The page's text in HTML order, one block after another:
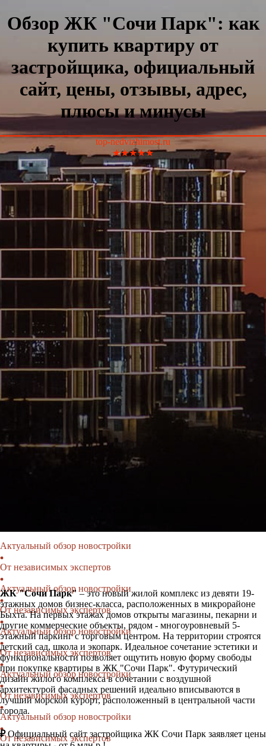
Обзор ЖК "Сочи Парк": как
купить квартиру от
застройщика, официальный
сайт, цены, отзывы, адрес,
плюсы и минусы
top-nedvizhimost.ru
★★★★★
Актуальный обзор новостройки
От независимых экспертов
Актуальный обзор новостройки
От независимых экспертов
Актуальный обзор новостройки
От независимых экспертов
Актуальный обзор новостройки
От независимых экспертов
Актуальный обзор новостройки
От независимых экспертов
ЖК "Сочи Парк"– это новый жилой комплекс из девяти 19-
этажных домов бизнес-класса, расположенных в микрорайоне
Быхта. На первых этажах домов открыты магазины, пекарни и
другие коммерческие объекты, рядом - многоуровневый 5-
этажный паркинг с торговым центром. На территории строятся
детский сад, школа и экопарк. Идеальное сочетание эстетики и
функциональности позволяет ощутить новую форму свободы
при покупке квартиры в ЖК "Сочи Парк". Футурический
дизайн жилого комплекса в сочетании с воздушной
архитектурой фасадных решений идеально вписываются в
лучший морской курорт, расположенный в центральной части
города.
₽Официальный сайт застройщика ЖК Сочи Парк заявляет цены